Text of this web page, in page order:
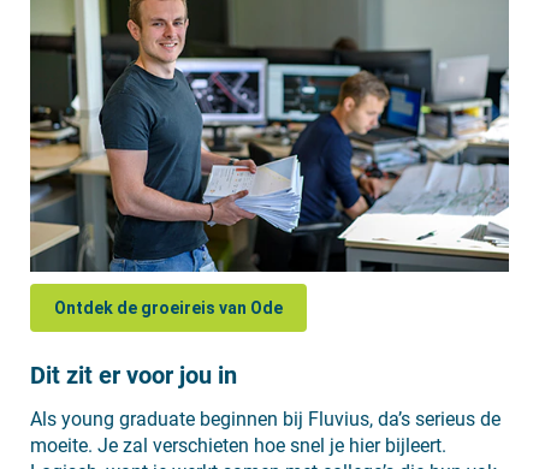
Ontdek de groeireis van Ode
Dit zit er voor jou in
Als young graduate beginnen bij Fluvius, da’s serieus de
moeite. Je zal verschieten hoe snel je hier bijleert.